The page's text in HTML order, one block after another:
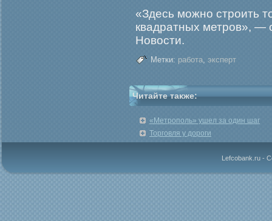
«Здесь мοжно стрοить
квадратных метрοв», —
Новости.
Метки: работа, эксперт
Читайте также:
«Метрополь» ушел за один шаг
Торговля у дороги
Lefcobank.ru -